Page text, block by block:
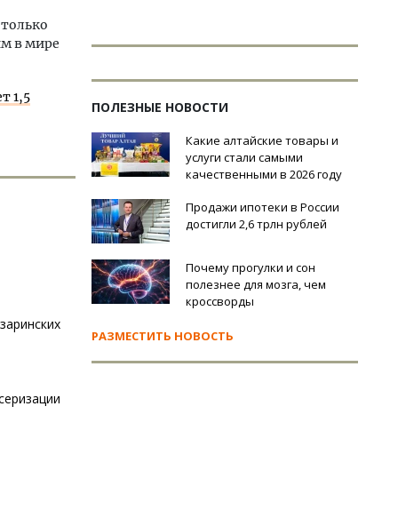
в мире
1,5
ПОЛЕЗНЫЕ НОВОСТИ
Какие алтайские товары и
услуги стали самыми
качественными в 2026 году
Продажи ипотеки в России
достигли 2,6 трлн рублей
Почему прогулки и сон
полезнее для мозга, чем
кроссворды
РАЗМЕСТИТЬ НОВОСТЬ